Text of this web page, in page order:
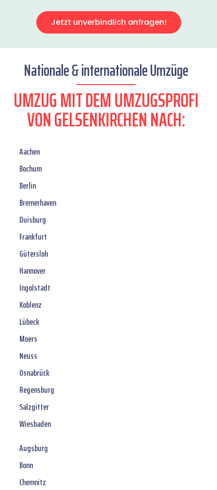
Jetzt unverbindlich anfragen!
Nationale & internationale Umzüge
UMZUG MIT DEM UMZUGSPROFI
VON GELSENKIRCHEN NACH:
Aachen
Bochum
Berlin
Bremerhaven
Duisburg
Frankfurt
Gütersloh
Hannover
Ingolstadt
Koblenz
Lübeck
Moers
Neuss
Osnabrück
Regensburg
Salzgitter
Wiesbaden
Augsburg
Bonn
Chemnitz